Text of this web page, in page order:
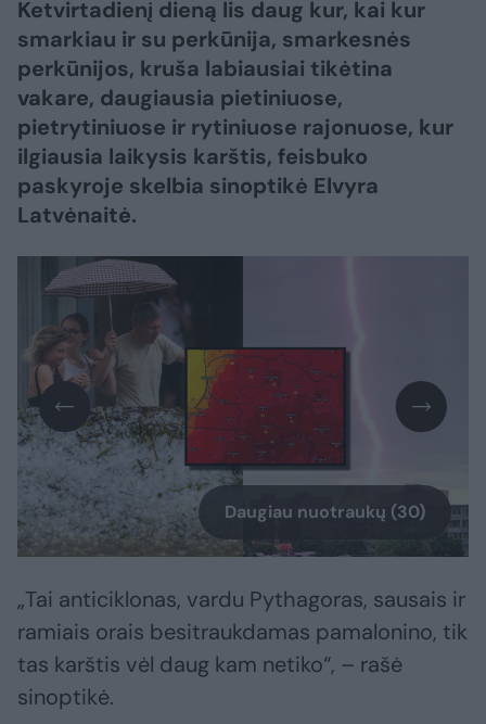
Ketvirtadienį dieną lis daug kur, kai kur
smarkiau ir su perkūnija, smarkesnės
perkūnijos, kruša labiausiai tikėtina
vakare, daugiausia pietiniuose,
pietrytiniuose ir rytiniuose rajonuose, kur
ilgiausia laikysis karštis, feisbuko
paskyroje skelbia sinoptikė Elvyra
Latvėnaitė.
Daugiau nuotraukų (30)
„Tai anticiklonas, vardu Pythagoras, sausais ir
ramiais orais besitraukdamas pamalonino, tik
tas karštis vėl daug kam netiko“, – rašė
sinoptikė.